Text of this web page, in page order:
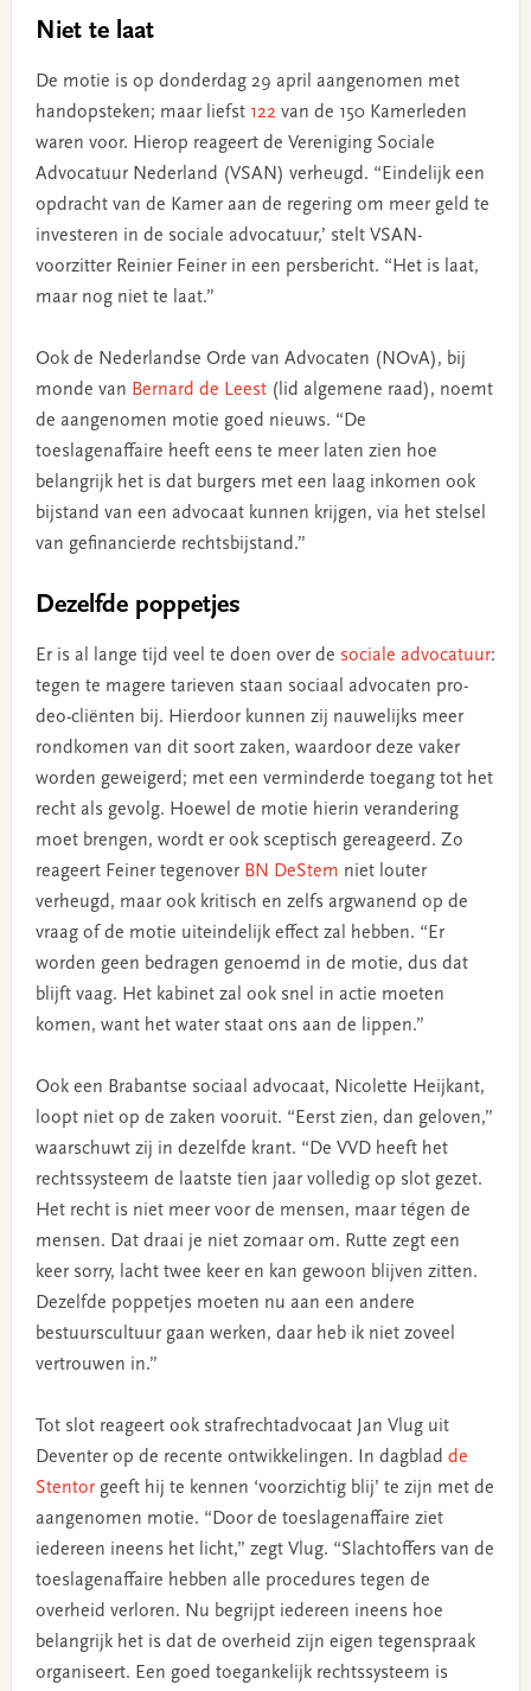
Niet te laat
De motie is op donderdag 29 april aangenomen met
handopsteken; maar liefst 122 van de 150 Kamerleden
waren voor. Hierop reageert de Vereniging Sociale
Advocatuur Nederland (VSAN) verheugd. “Eindelijk een
opdracht van de Kamer aan de regering om meer geld te
investeren in de sociale advocatuur,’ stelt VSAN-
voorzitter Reinier Feiner in een persbericht. “Het is laat,
maar nog niet te laat.”
Ook de Nederlandse Orde van Advocaten (NOvA), bij
monde van Bernard de Leest(lid algemene raad), noemt
de aangenomen motie goed nieuws. “De
toeslagenaffaire heeft eens te meer laten zien hoe
belangrijk het is dat burgers met een laag inkomen ook
bijstand van een advocaat kunnen krijgen, via het stelsel
van gefinancierde rechtsbijstand.”
Dezelfde poppetjes
Er is al lange tijd veel te doen over de sociale advocatuur:
tegen te magere tarieven staan sociaal advocaten pro-
deo-cliënten bij. Hierdoor kunnen zij nauwelijks meer
rondkomen van dit soort zaken, waardoor deze vaker
worden geweigerd; met een verminderde toegang tot het
recht als gevolg. Hoewel de motie hierin verandering
moet brengen, wordt er ook sceptisch gereageerd. Zo
reageert Feiner tegenover BN DeStem niet louter
verheugd, maar ook kritisch en zelfs argwanend op de
vraag of de motie uiteindelijk effect zal hebben. “Er
worden geen bedragen genoemd in de motie, dus dat
blijft vaag. Het kabinet zal ook snel in actie moeten
komen, want het water staat ons aan de lippen.”
Ook een Brabantse sociaal advocaat, Nicolette Heijkant,
loopt niet op de zaken vooruit. “Eerst zien, dan geloven,”
waarschuwt zij in dezelfde krant. “De VVD heeft het
rechtssysteem de laatste tien jaar volledig op slot gezet.
Het recht is niet meer voor de mensen, maar tégen de
mensen. Dat draai je niet zomaar om. Rutte zegt een
keer sorry, lacht twee keer en kan gewoon blijven zitten.
Dezelfde poppetjes moeten nu aan een andere
bestuurscultuur gaan werken, daar heb ik niet zoveel
vertrouwen in.”
Tot slot reageert ook strafrechtadvocaat Jan Vlug uit
Deventer op de recente ontwikkelingen. In dagblad de
Stentorgeeft hij te kennen ‘voorzichtig blij’ te zijn met de
aangenomen motie. “Door de toeslagenaffaire ziet
iedereen ineens het licht,” zegt Vlug. “Slachtoffers van de
toeslagenaffaire hebben alle procedures tegen de
overheid verloren. Nu begrijpt iedereen ineens hoe
belangrijk het is dat de overheid zijn eigen tegenspraak
organiseert. Een goed toegankelijk rechtssysteem is